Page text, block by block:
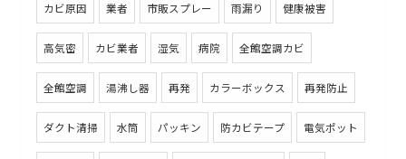
カビ原因 業者 市販スプレー 雨漏り 健康被害
高気密 カビ業者 湿気 病院 全館空調カビ
全館空調 湯沸し器 再発 カラーボックス 再発防止
ダクト清掃 水筒 パッキン 防カビテープ 電気ポット